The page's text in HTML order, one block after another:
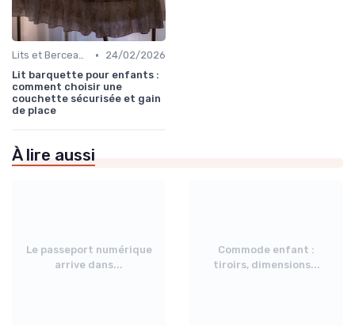
Lits et Berceaux •
24/02/2026
Lit barquette pour enfants :
comment choisir une
couchette sécurisée et gain
de place
À lire aussi
Le passeport numérique
arrive dans...
Commode enfant :
tiroirs, dimensions...